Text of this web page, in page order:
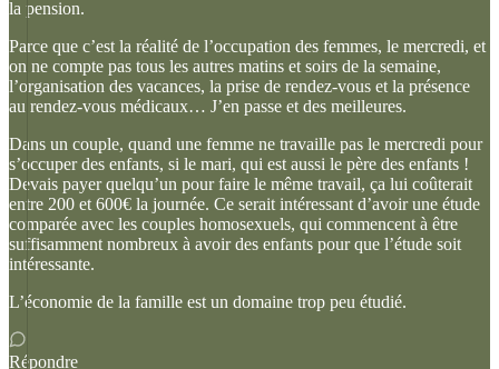
la pension.
Parce que c’est la réalité de l’occupation des femmes, le mercredi, et
on ne compte pas tous les autres matins et soirs de la semaine,
l’organisation des vacances, la prise de rendez-vous et la présence
au rendez-vous médicaux… J’en passe et des meilleures.
Dans un couple, quand une femme ne travaille pas le mercredi pour
s’occuper des enfants, si le mari, qui est aussi le père des enfants !
Devais payer quelqu’un pour faire le même travail, ça lui coûterait
entre 200 et 600€ la journée. Ce serait intéressant d’avoir une étude
comparée avec les couples homosexuels, qui commencent à être
suffisamment nombreux à avoir des enfants pour que l’étude soit
intéressante.
L’économie de la famille est un domaine trop peu étudié.
Répondre